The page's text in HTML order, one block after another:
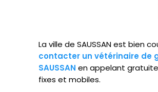
La ville de SAUSSAN est bien
contacter un vétérinaire de
SAUSSAN en appelant
fixes et mobiles.